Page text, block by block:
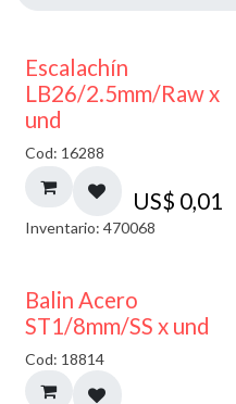
Escalachín
LB26/2.5mm/Raw x
und
Cod: 16288
US$ 0,01
Inventario: 470068
50% DESCUENTO
Balin Acero
ST1/8mm/SS x und
Cod: 18814